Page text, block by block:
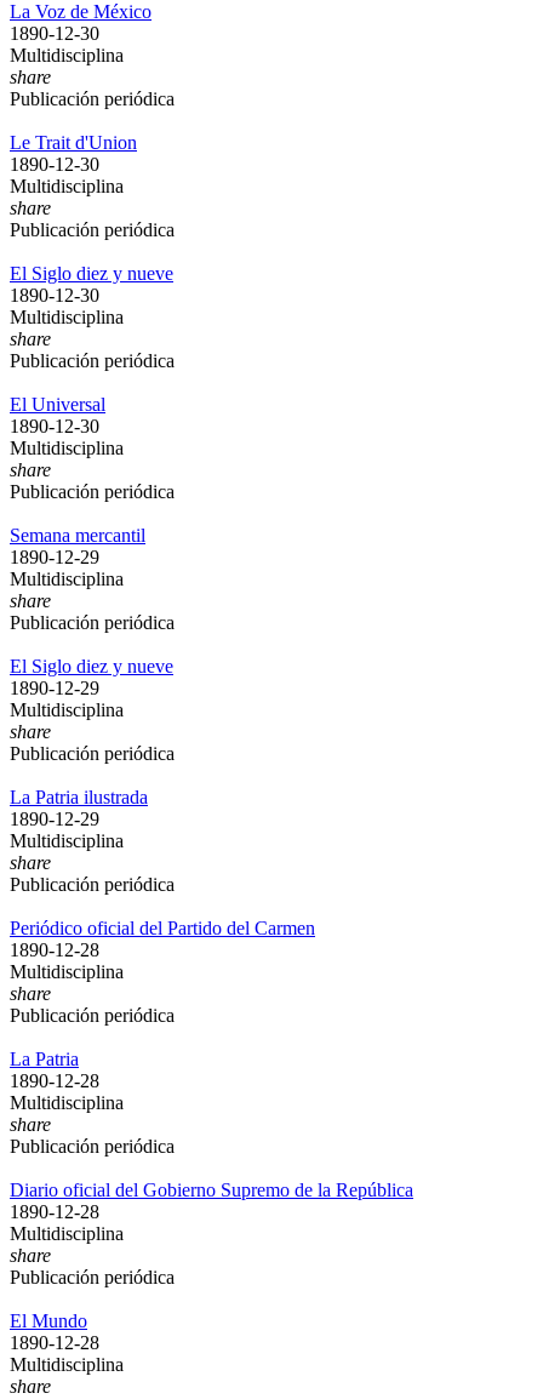
La Voz de México
1890-12-30
Multidisciplina
share
Publicación periódica
Le Trait d'Union
1890-12-30
Multidisciplina
share
Publicación periódica
El Siglo diez y nueve
1890-12-30
Multidisciplina
share
Publicación periódica
El Universal
1890-12-30
Multidisciplina
share
Publicación periódica
Semana mercantil
1890-12-29
Multidisciplina
share
Publicación periódica
El Siglo diez y nueve
1890-12-29
Multidisciplina
share
Publicación periódica
La Patria ilustrada
1890-12-29
Multidisciplina
share
Publicación periódica
Periódico oficial del Partido del Carmen
1890-12-28
Multidisciplina
share
Publicación periódica
La Patria
1890-12-28
Multidisciplina
share
Publicación periódica
Diario oficial del Gobierno Supremo de la República
1890-12-28
Multidisciplina
share
Publicación periódica
El Mundo
1890-12-28
Multidisciplina
share